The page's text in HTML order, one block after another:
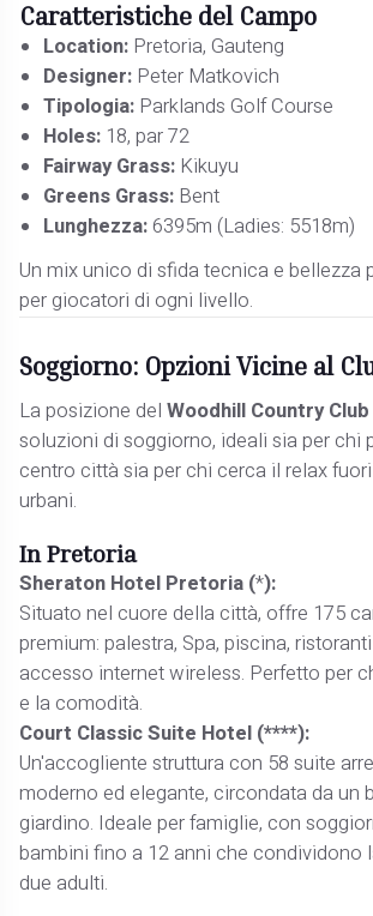
Caratteristiche del Campo
Location: Pretoria, Gauteng
Designer: Peter Matkovich
Tipologia: Parklands Golf Course
Holes: 18, par 72
Fairway Grass: Kikuyu
Greens Grass: Bent
Lunghezza:6395m (Ladies: 5518m)
Un mix unico di sfida tecnica e bellezza
per giocatori di ogni livello.
Soggiorno: Opzioni Vicine al
La posizione delWoodhill Country Club
soluzioni di soggiorno, ideali sia per chi
centro città sia per chi cerca il relax
urbani.
In Pretoria
Sheraton Hotel Pretoria (*):
Situato nel cuore della città, offre 175
premium: palestra, Spa, piscina,
accesso internet wireless. Perfetto per
e la comodità.
Court Classic Suite Hotel (****):
Un'accogliente struttura con 58 suite
moderno ed elegante, circondata da un
giardino. Ideale per famiglie, con
bambini fino a 12 anni che condividono
due adulti.